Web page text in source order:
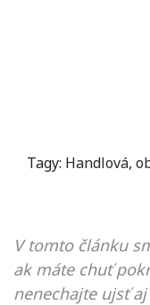
Tagy: Handlová,
V tomto článku
ak máte chuť
nenechajte ujsť